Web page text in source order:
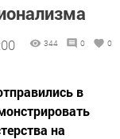
344 0 0
в
на